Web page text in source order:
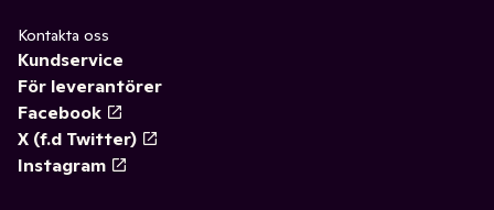
Kontakta oss
Kundservice
För leverantörer
Facebook
X (f.d Twitter)
Instagram